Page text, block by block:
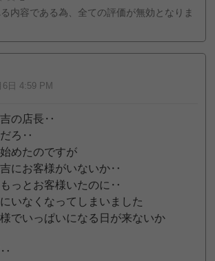
内容である為、全ての評価が無効となりま
6日 4:59 PM
の店長‥
ろ‥
めたのですが
にお客様がいないか‥
っとお客様いたのに‥
いなくなってしまいました
でいっぱいになる日が来ないか
‥